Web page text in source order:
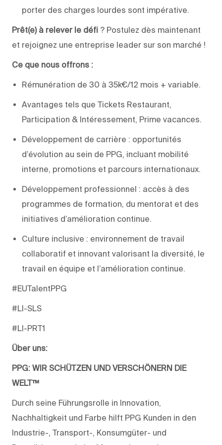
porter des charges lourdes sont impérative.
Prêt(e) à relever le défi ? Postulez dès maintenant
et rejoignez une entreprise leader sur son marché !
Ce que nous offrons :
Rémunération de 30 à 35k€/12 mois + variable.
Avantages tels que Tickets Restaurant,
Participation & Intéressement, Prime vacances.
Développement de carrière : opportunités
d’évolution au sein de PPG, incluant mobilité
interne, promotions et parcours internationaux.
Développement professionnel : accès à des
programmes de formation, du mentorat et des
initiatives d’amélioration continue.
Culture inclusive : environnement de travail
collaboratif et innovant valorisant la diversité, le
travail en équipe et l’amélioration continue.
#EUTalentPPG
#LI-SLS
#LI-PRT1
Über uns:
PPG: WIR SCHÜTZEN UND VERSCHÖNERN DIE
WELT™
Durch seine Führungsrolle in Innovation,
Nachhaltigkeit und Farbe hilft PPG Kunden in den
Industrie-, Transport-, Konsumgüter- und